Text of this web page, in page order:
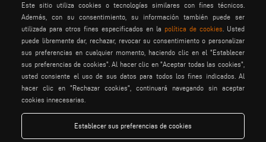
privacy policy advertencias legales
polÍtica de cookies
condiciones generales de
venta
condiciones generales de
distribuciÓn
ajustes de cookies
Voilàp S.p.a. - Via Archimede, 10 - 41019 Soliera (MO) - ITALY
Este sitio utiliza cookies o tecnologías similares con fines técnicos.
Además, con su consentimiento, su información también puede ser
utilizada para otros fines especificados en la política de cookies . Usted
puede libremente dar, rechazar, revocar su consentimiento o personalizar
sus preferencias en cualquier momento, haciendo clic en el "Establecer
sus preferencias de cookies". Al hacer clic en "Aceptar todas las cookies",
usted consiente el uso de sus datos para todos los fines indicados. Al
hacer clic en "Rechazar cookies", continuará navegando sin aceptar
cookies innecesarias.
Establecer sus preferencias de cookies